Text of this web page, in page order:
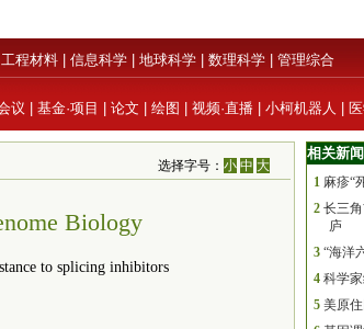
工程材料 信息科学 地球科学 数理科学 管理综合
议 基金·项目 论文 绘图 视频·直播 小柯机器人
选择字号：小 中 大
Biology
to splicing inhibitors
相关新闻
1 麻疹“
2 长三
庐
3 “海洋
4 科学
5 美原